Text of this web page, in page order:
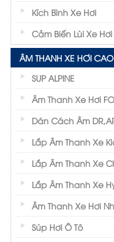
Kích Bình Xe Hơi
Cảm Biến Lùi Xe Hơi
ÂM THANH XE HƠI
SUP ALPINE
Âm Thanh Xe Hơi
Dán Cách Âm
Lắp Âm Thanh Xe
Lắp Âm Thanh Xe
Lắp Âm Thanh Xe
Âm Thanh Xe Hơi
Súp Hơi Ô Tô